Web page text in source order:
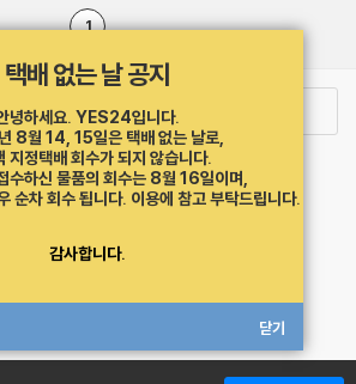
1
택배 없는 날 공지
녕하세요. YES24입니다.
8월 14, 15일은 택배 없는 날로,
지정택배 회수가 되지 않습니다.
수하신 물품의 회수는 8월 16일이며,
순차 회수 됩니다. 이용에 참고 부탁드립니다.
감사합니다.
닫기
최근 본 상품
티켓 1544-6399
중고샵 1566-4295
eBook 1:1문의/채팅상담
개인정보처리방침
도서홍보
광고